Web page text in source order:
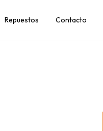
Repuestos Contacto